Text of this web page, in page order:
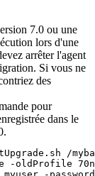
7.0 ou une
lors d'une
arrêter l'agent
Si vous ne
des
pour
dans le
.
-oldProfile